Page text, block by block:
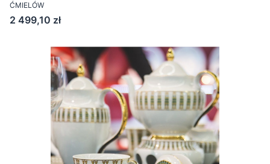
ĆMIELÓW
Cena
2 499,10 zł